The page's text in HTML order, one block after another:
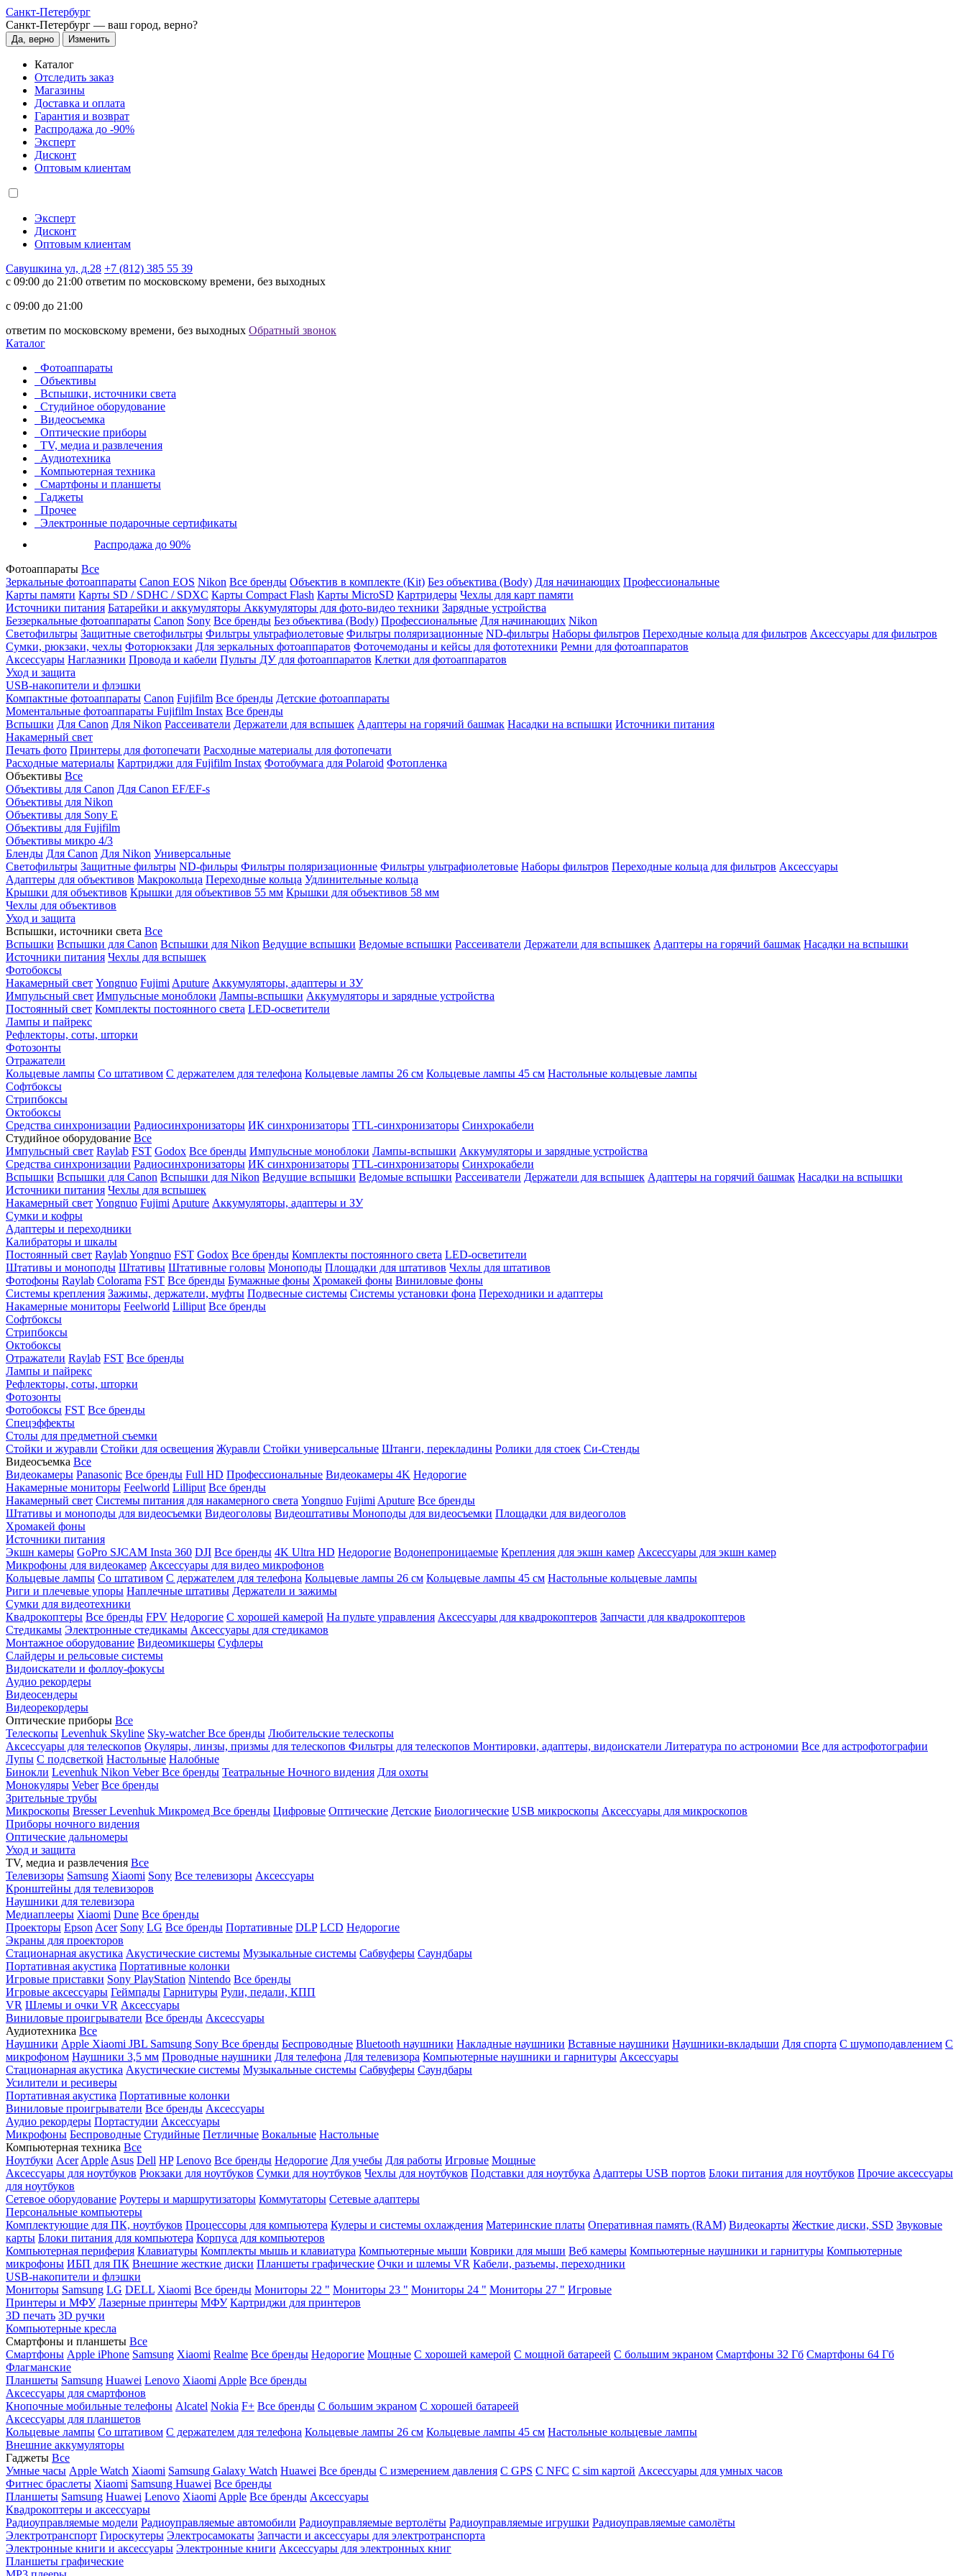
Санкт-Петербург
Санкт-Петербург — ваш город, верно?
Да, верно Изменить
Каталог
Отследить заказ
Магазины
Доставка и оплата
Гарантия и возврат
Распродажа до -90%
Эксперт
Дисконт
Оптовым клиентам
Эксперт
Дисконт
Оптовым клиентам
Савушкина ул, д.28 +7 (812) 385 55 39
c 09:00 до 21:00 ответим по московскому времени, без выходных
c 09:00 до 21:00
ответим по московскому времени, без выходных Обратный звонок
Каталог
Фотоаппараты
Объективы
Вспышки, источники света
Студийное оборудование
Видеосъемка
Оптические приборы
TV, медиа и развлечения
Аудиотехника
Компьютерная техника
Смартфоны и планшеты
Гаджеты
Прочее
Электронные подарочные сертификаты
Распродажа до 90%
Фотоаппараты Все
Зеркальные фотоаппараты Canon EOS Nikon Все бренды Объектив в комплекте (Kit) Без объектива (Body) Для начинающих Профессиональные
Карты памяти Карты SD / SDHC / SDXC Карты Compact Flash Карты MicroSD Картридеры Чехлы для карт памяти
Источники питания Батарейки и аккумуляторы Аккумуляторы для фото-видео техники Зарядные устройства
Беззеркальные фотоаппараты Canon Sony Все бренды Без объектива (Body) Профессиональные Для начинающих Nikon
Светофильтры Защитные светофильтры Фильтры ультрафиолетовые Фильтры поляризационные ND-фильтры Наборы фильтров Переходные кольца для фильтров Аксессуары для фильтров
Сумки, рюкзаки, чехлы Фоторюкзаки Для зеркальных фотоаппаратов Фоточемоданы и кейсы для фототехники Ремни для фотоаппаратов
Аксессуары Наглазники Провода и кабели Пульты ДУ для фотоаппаратов Клетки для фотоаппаратов
Уход и защита
USB-накопители и флэшки
Компактные фотоаппараты Canon Fujifilm Все бренды Детские фотоаппараты
Моментальные фотоаппараты Fujifilm Instax Все бренды
Вспышки Для Canon Для Nikon Рассеиватели Держатели для вспышек Адаптеры на горячий башмак Насадки на вспышки Источники питания
Накамерный свет
Печать фото Принтеры для фотопечати Расходные материалы для фотопечати
Расходные материалы Картриджи для Fujifilm Instax Фотобумага для Polaroid Фотопленка
Объективы Все
Объективы для Canon Для Canon EF/EF-s
Объективы для Nikon
Объективы для Sony E
Объективы для Fujifilm
Объективы микро 4/3
Бленды Для Canon Для Nikon Универсальные
Светофильтры Защитные фильтры ND-фильры Фильтры поляризационные Фильтры ультрафиолетовые Наборы фильтров Переходные кольца для фильтров Аксессуары
Адаптеры для объективов Макрокольца Переходные кольца Удлинительные кольца
Крышки для объективов Крышки для объективов 55 мм Крышки для объективов 58 мм
Чехлы для объективов
Уход и защита
Вспышки, источники света Все
Вспышки Вспышки для Canon Вспышки для Nikon Ведущие вспышки Ведомые вспышки Рассеиватели Держатели для вспышкек Адаптеры на горячий башмак Насадки на вспышки
Источники питания Чехлы для вспышек
Фотобоксы
Накамерный свет Yongnuo Fujimi Aputure Аккумуляторы, адаптеры и ЗУ
Импульсный свет Импульсные моноблоки Лампы-вспышки Аккумуляторы и зарядные устройства
Постоянный свет Комплекты постоянного света LED-осветители
Лампы и пайрекс
Рефлекторы, соты, шторки
Фотозонты
Отражатели
Кольцевые лампы Со штативом С держателем для телефона Кольцевые лампы 26 см Кольцевые лампы 45 см Настольные кольцевые лампы
Софтбоксы
Стрипбоксы
Октобоксы
Средства синхронизации Радиосинхронизаторы ИК синхронизаторы TTL-синхронизаторы Синхрокабели
Студийное оборудование Все
Импульсный свет Raylab FST Godox Все бренды Импульсные моноблоки Лампы-вспышки Аккумуляторы и зарядные устройства
Средства синхронизации Радиосинхронизаторы ИК синхронизаторы TTL-синхронизаторы Синхрокабели
Вспышки Вспышки для Canon Вспышки для Nikon Ведущие вспышки Ведомые вспышки Рассеиватели Держатели для вспышек Адаптеры на горячий башмак Насадки на вспышки
Источники питания Чехлы для вспышек
Накамерный свет Yongnuo Fujimi Aputure Аккумуляторы, адаптеры и ЗУ
Сумки и кофры
Адаптеры и переходники
Калибраторы и шкалы
Постоянный свет RaylabYongnuo FST Godox Все бренды Комплекты постоянного света LED-осветители
Штативы и моноподы Штативы Штативные головы Моноподы Площадки для штативов Чехлы для штативов
Фотофоны Raylab Colorama FST Все бренды Бумажные фоны Хромакей фоны Виниловые фоны
Системы крепления Зажимы, держатели, муфты Подвесные системы Системы установки фона Переходники и адаптеры
Накамерные мониторы Feelworld Lilliput Все бренды
Софтбоксы
Стрипбоксы
Октобоксы
Отражатели Raylab FST Все бренды
Лампы и пайрекс
Рефлекторы, соты, шторки
Фотозонты
Фотобоксы FST Все бренды
Спецэффекты
Столы для предметной съемки
Стойки и журавли Стойки для освещения Журавли Стойки универсальные Штанги, перекладины Ролики для стоек Си-Стенды
Видеосъемка Все
Видеокамеры Panasonic Все бренды Full HD Профессиональные Видеокамеры 4K Недорогие
Накамерные мониторы Feelworld Lilliput Все бренды
Накамерный свет Системы питания для накамерного света Yongnuo Fujimi Aputure Все бренды
Штативы и моноподы для видеосъемки Видеоголовы Видеоштативы Моноподы для видеосъемки Площадки для видеоголов
Хромакей фоны
Источники питания
Экшн камеры GoPro SJCAM Insta 360 DJI Все бренды 4K Ultra HD Недорогие Водонепроницаемые Крепления для экшн камер Аксессуары для экшн камер
Микрофоны для видеокамер Аксессуары для видео микрофонов
Кольцевые лампы Со штативом C держателем для телефона Кольцевые лампы 26 см Кольцевые лампы 45 см Настольные кольцевые лампы
Риги и плечевые упоры Наплечные штативы Держатели и зажимы
Сумки для видеотехники
Квадрокоптеры Все бренды FPV Недорогие С хорошей камерой На пульте управления Аксессуары для квадрокоптеров Запчасти для квадрокоптеров
Стедикамы Электронные стедикамы Аксессуары для стедикамов
Монтажное оборудование Видеомикшеры Суфлеры
Слайдеры и рельсовые системы
Видоискатели и фоллоу-фокусы
Аудио рекордеры
Видеосендеры
Видеорекордеры
Оптические приборы Все
Телескопы Levenhuk Skyline Sky-watcherВсе бренды Любительские телескопы
Аксессуары для телескопов Окуляры, линзы, призмы для телескопов Фильтры для телескопов Монтировки, адаптеры, видоискатели Литература по астрономии Все для астрофотографии
Лупы С подсветкой Настольные Налобные
Бинокли Levenhuk Nikon VeberВсе бренды Театральные Ночного видения Для охоты
Монокуляры Veber Все бренды
Зрительные трубы
Микроскопы BresserLevenhuk Микромед Все бренды Цифровые Оптические Детские Биологические USB микроскопы Аксессуары для микроскопов
Приборы ночного видения
Оптические дальномеры
Уход и защита
TV, медиа и развлечения Все
Телевизоры Samsung Xiaomi Sony Все телевизоры Аксессуары
Кронштейны для телевизоров
Наушники для телевизора
Медиаплееры Xiaomi Dune Все бренды
Проекторы Epson Acer Sony LG Все бренды Портативные DLP LCD Недорогие
Экраны для проекторов
Стационарная акустика Акустические системы Музыкальные системы Сабвуферы Саундбары
Портативная акустика Портативные колонки
Игровые приставки Sony PlayStation Nintendo Все бренды
Игровые аксессуары Геймпады Гарнитуры Рули, педали, КПП
VR Шлемы и очки VR Аксессуары
Виниловые проигрыватели Все бренды Аксессуары
Аудиотехника Все
Наушники Apple Xiaomi JBL Samsung Sony Все бренды Беспроводные Bluetooth наушники Накладные наушники Вставные наушники Наушники-вкладыши Для спорта С шумоподавлением С
микрофоном Наушники 3,5 мм Проводные наушники Для телефона Для телевизора Компьютерные наушники и гарнитуры Аксессуары
Стационарная акустика Акустические системы Музыкальные системы Сабвуферы Саундбары
Усилители и ресиверы
Портативная акустика Портативные колонки
Виниловые проигрыватели Все бренды Аксессуары
Аудио рекордеры Портастудии Аксессуары
Микрофоны Беспроводные Студийные Петличные Вокальные Настольные
Компьютерная техника Все
Ноутбуки Acer Apple Asus Dell HP Lenovo Все бренды Недорогие Для учебы Для работы Игровые Мощные
Аксессуары для ноутбуков Рюкзаки для ноутбуков Сумки для ноутбуков Чехлы для ноутбуков Подставки для ноутбука Адаптеры USB портов Блоки питания для ноутбуков Прочие аксессуары
для ноутбуков
Сетевое оборудование Роутеры и маршрутизаторы Коммутаторы Сетевые адаптеры
Персональные компьютеры
Комплектующие для ПК, ноутбуков Процессоры для компьютера Кулеры и системы охлаждения Материнские платы Оперативная память (RAM) Видеокарты Жесткие диски, SSD Звуковые
карты Блоки питания для компьютера Корпуса для компьютеров
Компьютерная периферия Клавиатуры Комплекты мышь и клавиатура Компьютерные мыши Коврики для мыши Веб камеры Компьютерные наушники и гарнитуры Компьютерные
микрофоны ИБП для ПК Внешние жесткие диски Планшеты графические Очки и шлемы VR Кабели, разъемы, переходники
USB-накопители и флэшки
Мониторы Samsung LG DELL Xiaomi Все бренды Мониторы 22 " Мониторы 23 " Мониторы 24 " Мониторы 27 " Игровые
Принтеры и МФУ Лазерные принтеры МФУ Картриджи для принтеров
3D печать 3D ручки
Компьютерные кресла
Смартфоны и планшеты Все
Смартфоны Apple iPhone Samsung Xiaomi Realme Все бренды Недорогие Мощные С хорошей камерой С мощной батареей С большим экраном Смартфоны 32 Гб Смартфоны 64 Гб
Флагманские
Планшеты Samsung Huawei Lenovo Xiaomi Apple Все бренды
Аксессуары для смартфонов
Кнопочные мобильные телефоны Alcatel Nokia F+ Все бренды С большим экраном С хорошей батареей
Аксессуары для планшетов
Кольцевые лампы Со штативом C держателем для телефона Кольцевые лампы 26 см Кольцевые лампы 45 см Настольные кольцевые лампы
Внешние аккумуляторы
Гаджеты Все
Умные часы Apple Watch Xiaomi Samsung Galaxy Watch Huawei Все бренды C измерением давления C GPS C NFC C sim картой Аксессуары для умных часов
Фитнес браслеты Xiaomi Samsung Huawei Все бренды
Планшеты Samsung Huawei Lenovo Xiaomi Apple Все бренды Аксессуары
Квадрокоптеры и аксессуары
Радиоуправляемые модели Радиоуправляемые автомобили Радиоуправляемые вертолёты Радиоуправляемые игрушки Радиоуправляемые самолёты
Электротранспорт Гироскутеры Электросамокаты Запчасти и аксессуары для электротранспорта
Электронные книги и аксессуары Электронные книги Аксессуары для электронных книг
Планшеты графические